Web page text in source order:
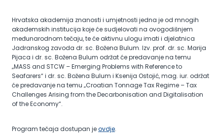
Hrvatska akademija znanosti i umjetnosti jedna je od mnogih
akademskih institucija koje će sudjelovati na ovogodišnjem
međunarodnom tečaju, te će aktivnu ulogu imati i djelatnica
Jadranskog zavoda dr. sc. Božena Bulum. Izv. prof. dr. sc. Marija
Pijaca i dr. sc. Božena Bulum održat će predavanje na temu
„MASS and STCW – Emerging Problems with Reference to
Seafarers“ i dr. sc. Božena Bulum i Ksenija Ostojić, mag. iur. održat
će predavanje na temu „Croatian Tonnage Tax Regime – Tax
Challenges Arising from the Decarbonisation and Digitalisation
of the Economy“.
Program tečaja dostupan jeovdje.